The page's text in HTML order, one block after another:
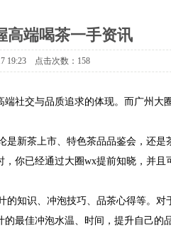
高端喝茶一手资讯
19:23 点击次数：158
社交与品质追求的体现。而广州大
新茶上市、特色茶品品鉴会，还是
你已经通过大圈wx提前知晓，并且
知识、冲泡技巧、品茶心得等。对
最佳冲泡水温、时间，提升自己的